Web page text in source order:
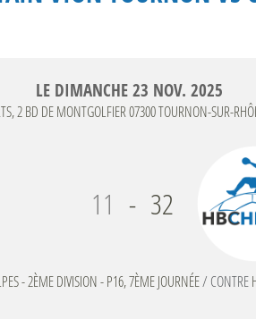
LE DIMANCHE23 NOV. 2025
2 BD DE MONTGOLFIER07300TOURNON-SUR-
11 - 32
- 2ÈME DIVISION - P16, 7ÈME JOURNÉE/ CONTRE